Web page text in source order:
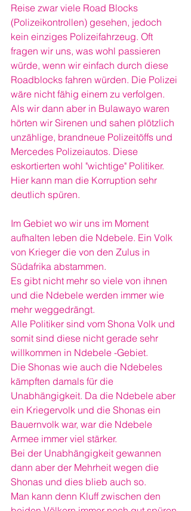
Reise zwar viele Road Blocks
(Polizeikontrollen) gesehen, jedoch
kein einziges Polizeifahrzeug. Oft
fragen wir uns, was wohl passieren
würde, wenn wir einfach durch diese
Roadblocks fahren würden. Die Polizei
wäre nicht fähig einem zu verfolgen.
Als wir dann aber in Bulawayo waren
hörten wir Sirenen und sahen plötzlich
unzählige, brandneue Polizeitöffs und
Mercedes Polizeiautos. Diese
eskortierten wohl "wichtige" Politiker.
Hier kann man die Korruption sehr
deutlich spüren.
Im Gebiet wo wir uns im Moment
aufhalten leben die Ndebele. Ein Volk
von Krieger die von den Zulus in
Südafrika abstammen.
Es gibt nicht mehr so viele von ihnen
und die Ndebele werden immer wie
mehr weggedrängt.
Alle Politiker sind vom Shona Volk und
somit sind diese nicht gerade sehr
willkommen in Ndebele -Gebiet.
Die Shonas wie auch die Ndebeles
kämpften damals für die
Unabhängigkeit. Da die Ndebele aber
ein Kriegervolk und die Shonas ein
Bauernvolk war, war die Ndebele
Armee immer viel stärker.
Bei der Unabhängigkeit gewannen
dann aber der Mehrheit wegen die
Shonas und dies blieb auch so.
Man kann denn Kluff zwischen den